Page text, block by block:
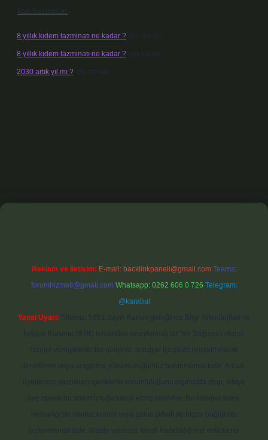
Son Yorumlar
8 yıllık kıdem tazminatı ne kadar ? için admin
8 yıllık kıdem tazminatı ne kadar ? için Nazan
2030 artık yıl mı ? için admin
Reklam ve İletişim: E-mail: backlinkpaneli@gmail.com Teams:
forumhizmeti@gmail.com Whatsapp: 0262 606 0 726 Telegram:
@karabul
Yasal Uyarı: